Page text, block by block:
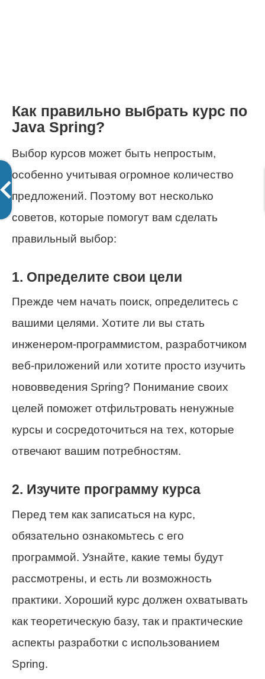
Как правильно выбрать курс по
Java Spring?
Выбор курсов может быть непростым,
особенно учитывая огромное количество
предложений. Поэтому вот несколько
советов, которые помогут вам сделать
правильный выбор:
1. Определите свои цели
Прежде чем начать поиск, определитесь с
вашими целями. Хотите ли вы стать
инженером-программистом, разработчиком
веб-приложений или хотите просто изучить
нововведения Spring? Понимание своих
целей поможет отфильтровать ненужные
курсы и сосредоточиться на тех, которые
отвечают вашим потребностям.
2. Изучите программу курса
Перед тем как записаться на курс,
обязательно ознакомьтесь с его
программой. Узнайте, какие темы будут
рассмотрены, и есть ли возможность
практики. Хороший курс должен охватывать
как теоретическую базу, так и практические
аспекты разработки с использованием
Spring.